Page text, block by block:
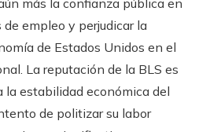
empleo y perjudicar la
de Estados Unidos en el
La reputación de la BLS es
la estabilidad económica del
de politizar su labor